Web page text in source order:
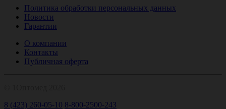
Политика обработки персональных данных
Новости
Гарантии
О компании
Контакты
Публичная оферта
8 (423) 260-05-10 8-800-2500-243